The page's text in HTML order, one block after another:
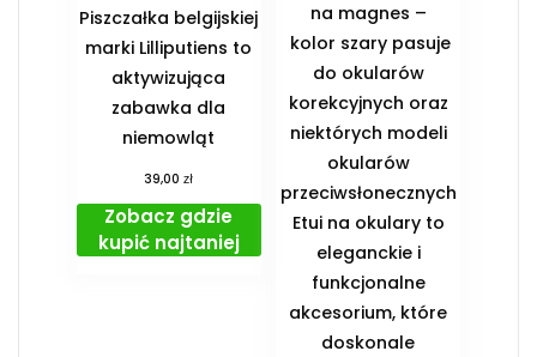
Piszczałka belgijskiej
marki Lilliputiens to
aktywizująca
zabawka dla
niemowląt
39,00zł
Zobacz gdzie
kupić najtaniej
na magnes –
kolor szary pasuje
do okularów
korekcyjnych oraz
niektórych modeli
okularów
przeciwsłonecznych
Etui na okulary to
eleganckie i
funkcjonalne
akcesorium, które
doskonale